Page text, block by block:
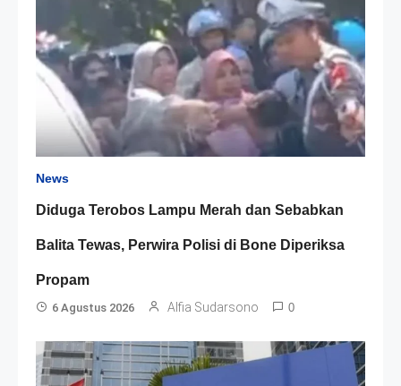
News
Diduga Terobos Lampu Merah dan Sebabkan
Balita Tewas, Perwira Polisi di Bone Diperiksa
Propam
6 Agustus 2026 Alfia Sudarsono 0